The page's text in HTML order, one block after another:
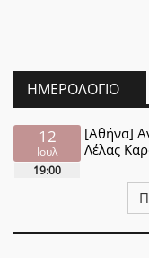
ΗΜΕΡΟΛΌΓΙΟ
12
Ιουλ
19:00
[Αθήνα]
Λέλας